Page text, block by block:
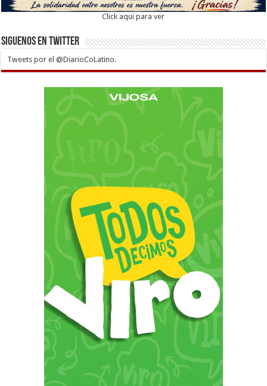
Click aqui para ver
Siguenos en twitter
Tweets por el @DiarioCoLatino.